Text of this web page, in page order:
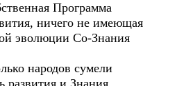
Программа
ничего не имеющая
эволюции Со-Знания
народов сумели
развития и Знания,